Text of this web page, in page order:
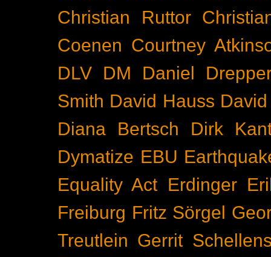
Christian Ruttor
Coenen Courtney
DLV
DM
Daniel
Smith David Hauss
Diana Bertsch
Dirk
Dymatize EBU
Equality Act Erdinger
Freiburg Fritz Sörgel
Treutlein Gerrit